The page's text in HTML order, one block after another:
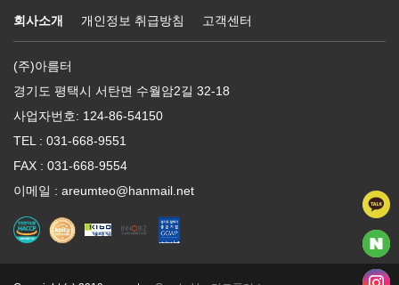
회사소개 개인정보 취급방침 고객센터
(주)아름터
경기도 평택시 서탄면 수월암2길 32-18
사업자번호: 124-86-54150
TEL : 031-668-9551
FAX : 031-668-9554
이메일 : areumteo@hanmail.net